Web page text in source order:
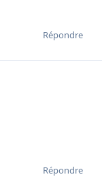
Répondre
Répondre